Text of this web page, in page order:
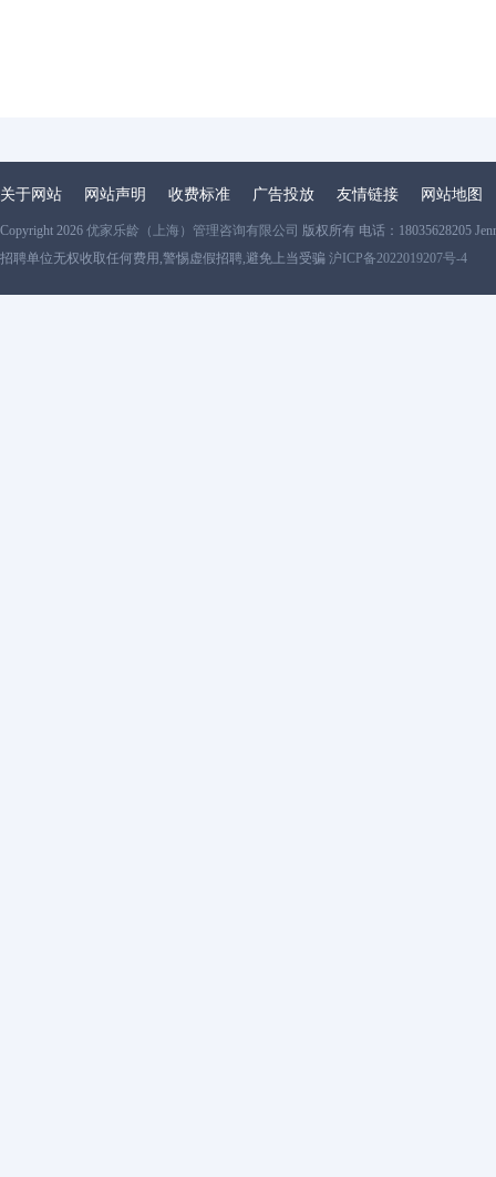
关于网站 网站声明 收费标准 广告投放 友情链接 网站地图
Copyright 2026 优家乐龄（上海）管理咨询有限公司 版权所有 电话：18035628205
招聘单位无权收取任何费用,警惕虚假招聘,避免上当受骗 沪ICP备2022019207号-4